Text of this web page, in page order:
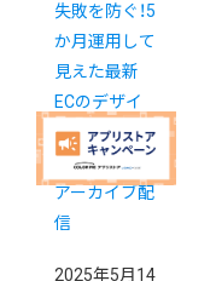
失敗を防ぐ！5
か月運用して
見えた最新
ECのデザイ
ン戦略オンラ
インセミナー
アーカイブ配
信
2025年5月14